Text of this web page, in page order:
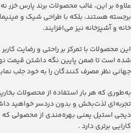
علاوه بر این، غالب محصولات برند پارس خزر
برجسته هستند، بلکه با طراحی شیک و
خانه و آشپزخانه نیز می‌افزایند.
این محصولات با تمرکز بر راحتی و رضایت
شده است تا ضمن پایین نگه داشتن قیمت
جهانی نظر مصرف کنندگان را به خود جلب
به‌طوری که هر بار استفاده از محصولات
تجربه‌ای لذت‌بخش و بدون دردسر خواهید
دیجی استیل‬ یعنی بهره‌مندی از محصولی که
کارایی برتری دارد .